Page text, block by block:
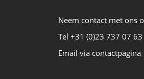
Neem contact met ons
Tel +31 (0)23 737 07 63
Email via contactpagina